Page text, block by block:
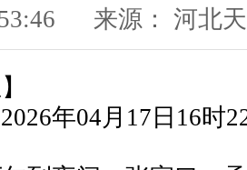
来源： 河北
年04月17日16时